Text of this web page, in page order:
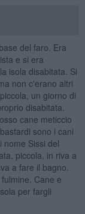
del faro. Era
e si era
isola disabitata. Si
non c'erano altri
un giorno di
disabitata.
cane meticcio
sono i cani
nome Sissi del
piccola, in riva a
a fare il bagno.
Cane e
per fargli